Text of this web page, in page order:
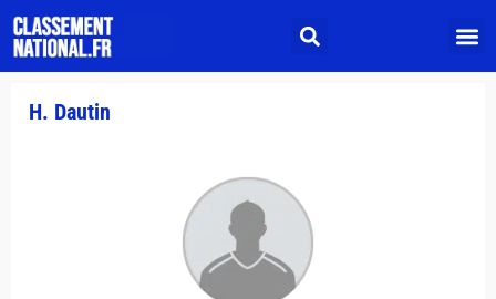
H. Dautin